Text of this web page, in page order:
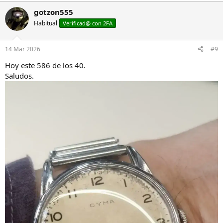
a
c
c
o
n
e
s
gotzon555
Habitual Verificad@ con 2FA
14 Mar 2026 #9
Hoy este 586 de los 40.
Saludos.